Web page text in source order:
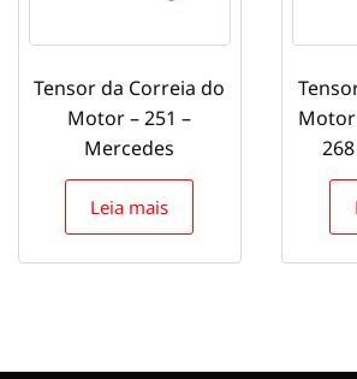
Tensor da Correia do
Motor – 251 –
Mercedes
Leia mais
Motor